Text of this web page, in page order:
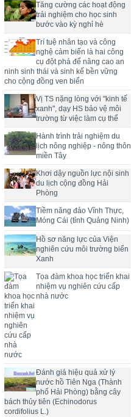
Tăng cường các hoạt động
trải nghiệm cho học sinh
bước vào kỳ nghỉ hè
Trí tuệ nhân tạo và công
nghệ cảm biến là hai công
cụ đột phá để nâng cao an
ninh sinh thái và sinh kế bền vững
cho cộng đồng ven biển
Vị TS nặng lòng với "kinh tế
xanh", dạy HS bảo vệ môi
trường từ việc làm cụ thể
Hành trình trải nghiệm du
lịch nông nghiệp - nông thôn
miền Tây
Khơi dậy nguồn lực nội sinh
du lịch cộng đồng Hải
Phòng
Tiềm năng đảo Vĩnh Thực,
Móng Cái (tỉnh Quảng Ninh)
Hồ sơ năng lực của Viện
nghiên cứu môi trường biển
Xanh
Tọa đàm khoa học triển khai
nhiệm vụ nghiên cứu cấp
nhà nước
Đánh giá hiệu quả xử lý
nước hồ Tiên Nga (Thành
phố Hải Phòng) bằng cây
bách thủy tiên (Echinodorus
cordifolius L.)